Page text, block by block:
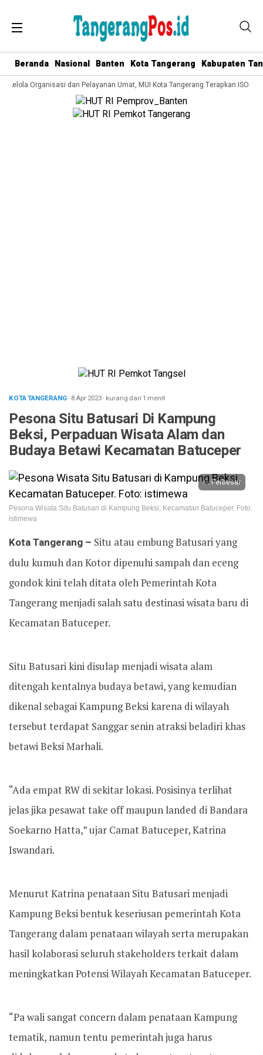
Beranda Nasional Banten Kota Tangerang Kabupaten
Kelola Organisasi dan Pelayanan Umat, MUI Kota Tangerang Terapkan ISO
KOTA TANGERANG· 8 Apr 2023· kurang dari 1 menit
Pesona Situ Batusari Di Kampung
Beksi, Perpaduan Wisata Alam dan
Budaya Betawi Kecamatan Batuceper
Perbesar
Pesona Wisata Situ Batusari di Kampung Beksi, Kecamatan Batuceper. Foto:
istimewa
Kota Tangerang – Situ atau embung Batusari yang
dulu kumuh dan Kotor dipenuhi sampah dan eceng
gondok kini telah ditata oleh Pemerintah Kota
Tangerang menjadi salah satu destinasi wisata baru di
Kecamatan Batuceper.
Situ Batusari kini disulap menjadi wisata alam
ditengah kentalnya budaya betawi, yang kemudian
dikenal sebagai Kampung Beksi karena di wilayah
tersebut terdapat Sanggar senin atraksi beladiri khas
betawi Beksi Marhali.
“Ada empat RW di sekitar lokasi. Posisinya terlihat
jelas jika pesawat take off maupun landed di Bandara
Soekarno Hatta,” ujar Camat Batuceper, Katrina
Iswandari.
Menurut Katrina penataan Situ Batusari menjadi
Kampung Beksi bentuk keseriusan pemerintah Kota
Tangerang dalam penataan wilayah serta merupakan
hasil kolaborasi seluruh stakeholders terkait dalam
meningkatkan Potensi Wilayah Kecamatan Batuceper.
“Pa wali sangat concern dalam penataan Kampung
tematik, namun tentu pemerintah juga harus